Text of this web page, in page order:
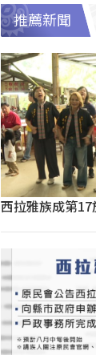
推薦新聞
西拉雅族成第